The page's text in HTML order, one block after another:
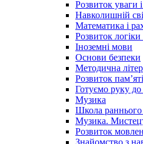
Розвиток уваги
Навколишній
Математика і
Розвиток
Іноземні мови
Основи безпеки
Методична
Розвиток пам’яті
Готуємо руку
Музика
Школа раннього
Музика.
Розвиток
Знайомство з